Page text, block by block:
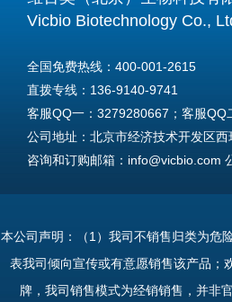
Vicbio Biotechnology Co.,
全国免费热线：400-001-2615
直拨专线：136-9140-9741
客服QQ一：3279280667；客服QQ
公司地址：北京市经济技术开发区
咨询和订购邮箱：info@vicbio.com
Tel: +86-13691409741
本公司声明：（1）我司不销售归类为危
表我司倾向宣传或有意愿销售该产品；
牌，我司销售模式为经销销售，并非